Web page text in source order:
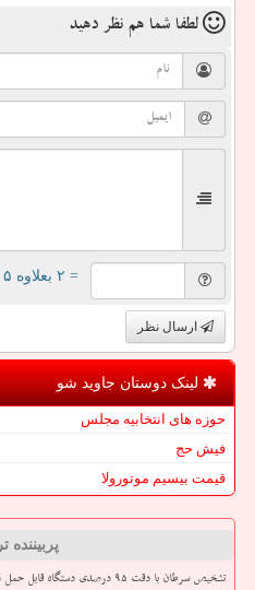
لطفا شما هم نظر دهید
= ۲ بعلاوه ۵
ارسال نظر
لینک دوستان جاوید شو
حوزه های انتخابیه مجلس
فیش حج
قیمت بیسیم موتورولا
پربیننده
تشخیص سرطان با دقت ۹۵ درصدی